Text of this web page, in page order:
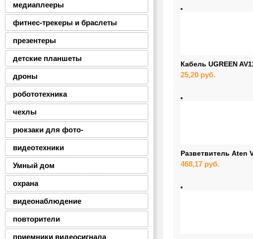
медиаплееры
фитнес-трекеры и браслеты
презентеры
детские планшеты
дроны
робототехника
чехлы
рюкзаки для фото-
видеотехники
Умный дом
охрана
видеонаблюдение
повторители
приемники видеосигнала
Кабель UGREEN
25,20 руб.
Разветвитель Aten
468,17 руб.